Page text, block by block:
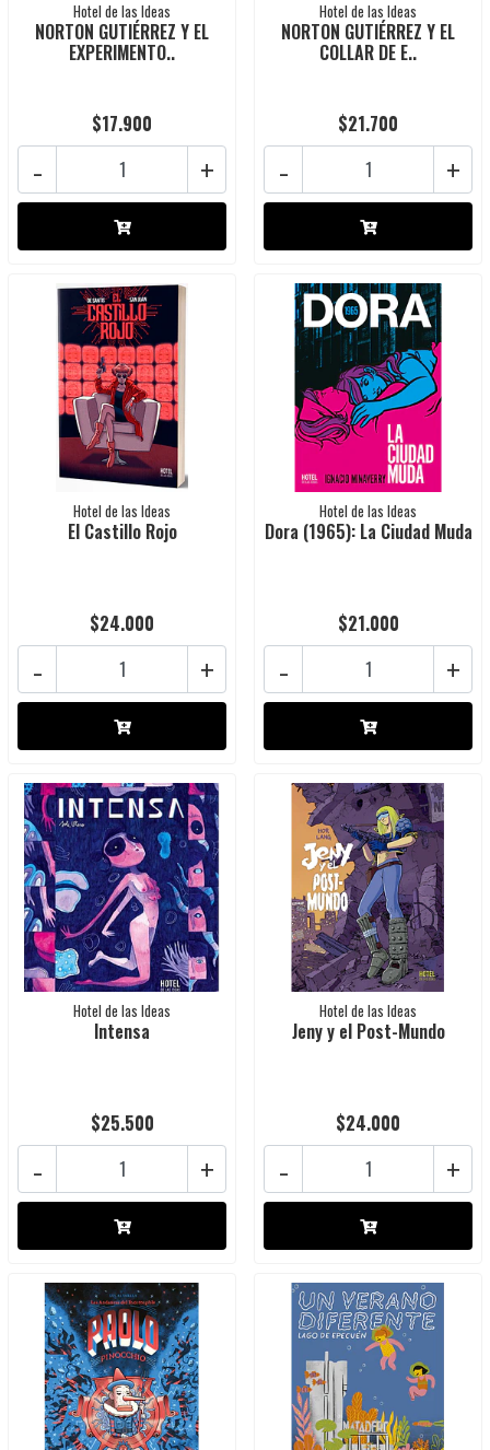
Hotel de las Ideas
NORTON GUTIÉRREZ Y EL
EXPERIMENTO..
$17.900
+
-
Hotel de las Ideas
NORTON GUTIÉRREZ Y EL
COLLAR DE E..
$21.700
+
-
Hotel de las Ideas
El Castillo Rojo
$24.000
+
-
Hotel de las Ideas
Dora (1965): La Ciudad Muda
$21.000
+
-
Hotel de las Ideas
Intensa
$25.500
+
-
Hotel de las Ideas
Jeny y el Post-Mundo
$24.000
+
-